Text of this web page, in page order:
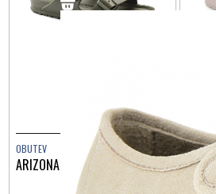
OBUTEV
ARIZONA EVA KHAKI 1019152